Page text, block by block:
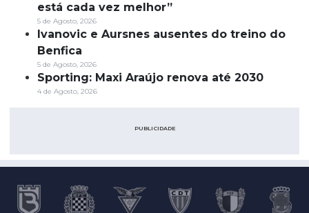
está cada vez melhor”
5 de Agosto, 2026
Ivanovic e Aursnes ausentes do treino do
Benfica
5 de Agosto, 2026
Sporting: Maxi Araújo renova até 2030
4 de Agosto, 2026
PUBLICIDADE